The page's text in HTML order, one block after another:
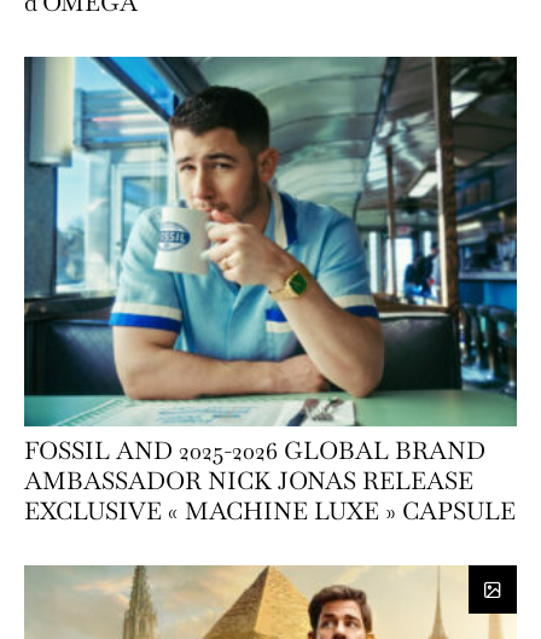
FOSSIL AND 2025-2026 GLOBAL BRAND
AMBASSADOR NICK JONAS RELEASE
EXCLUSIVE « MACHINE LUXE » CAPSULE